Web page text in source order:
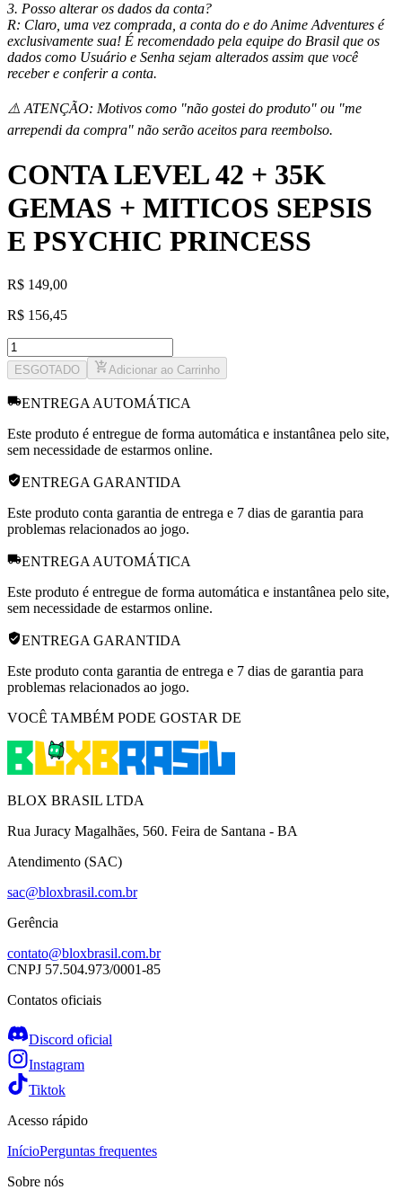
3. Posso alterar os dados da conta?
R: Claro, uma vez comprada, a conta do e do Anime Adventures é
exclusivamente sua! É recomendado pela equipe do Brasil que os
dados como Usuário e Senha sejam alterados assim que você
receber e conferir a conta.
⚠️ ATENÇÃO: Motivos como "não gostei do produto" ou "me
arrependi da compra" não serão aceitos para reembolso.
CONTA LEVEL 42 + 35K
GEMAS + MITICOS SEPSIS
E PSYCHIC PRINCESS
R$ 149,00
R$ 156,45
ESGOTADO Adicionar ao Carrinho
ENTREGA AUTOMÁTICA
Este produto é entregue de forma automática e instantânea pelo site,
sem necessidade de estarmos online.
ENTREGA GARANTIDA
Este produto conta garantia de entrega e 7 dias de garantia para
problemas relacionados ao jogo.
ENTREGA AUTOMÁTICA
Este produto é entregue de forma automática e instantânea pelo site,
sem necessidade de estarmos online.
ENTREGA GARANTIDA
Este produto conta garantia de entrega e 7 dias de garantia para
problemas relacionados ao jogo.
VOCÊ TAMBÉM PODE GOSTAR DE
BLOX BRASIL LTDA
Rua Juracy Magalhães, 560. Feira de Santana - BA
Atendimento (SAC)
sac@bloxbrasil.com.br
Gerência
contato@bloxbrasil.com.br
CNPJ 57.504.973/0001-85
Contatos oficiais
Discord oficial
Instagram
Tiktok
Acesso rápido
InícioPerguntas frequentes
Sobre nós